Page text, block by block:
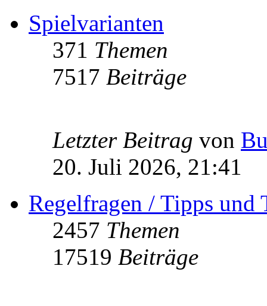
Spielvarianten
371 Themen
7517 Beiträge
Letzter Beitrag von
20. Juli 2026, 21:41
Regelfragen / Tipps und
2457 Themen
17519 Beiträge